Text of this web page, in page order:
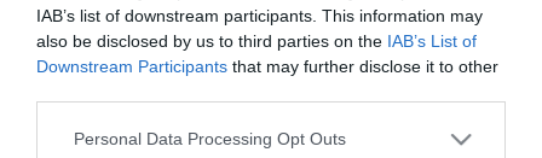
IAB’s list of downstream participants. This information may
also be disclosed by us to third parties on the IAB’s List of
Downstream Participants that may further disclose it to other
Please note that this website/app uses one or more Google
Personal Data Processing Opt Outs